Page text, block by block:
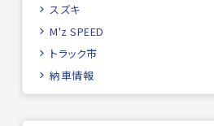
スズキ
M'z SPEED
トラック市
納車情報